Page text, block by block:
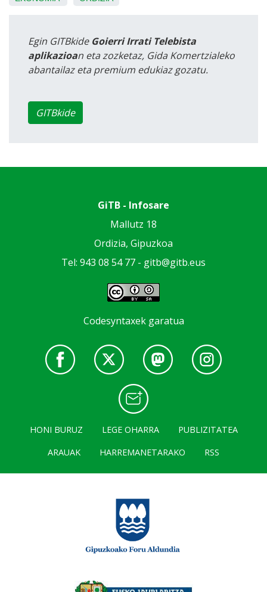
Egin GITBkide Goierri Irrati Telebista
aplikazioan eta zozketaz, Gida Komertzialeko
abantailaz eta premium edukiaz gozatu.
GITBkide
GiTB - Infosare
Mallutz 18
Ordizia, Gipuzkoa
Tel: 943 08 54 77 - gitb@gitb.eus
Codesyntaxek garatua
HONI BURUZ LEGE OHARRA
PUBLIZITATEA
ARAUAK
HARREMANETARAKO RSS